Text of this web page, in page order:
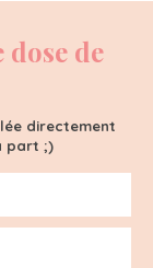
de
directement
part ;)